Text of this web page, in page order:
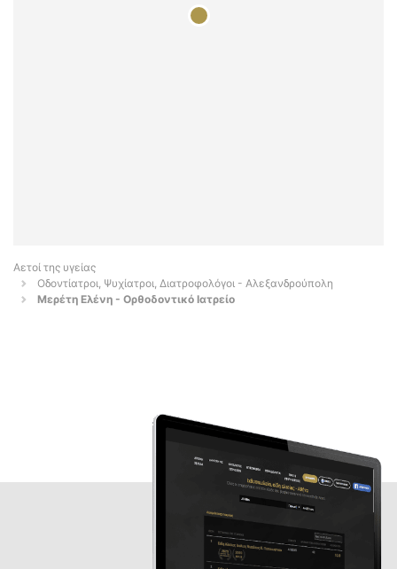
Αετοί της υγείας
Οδοντίατροι, Ψυχίατροι, Διατροφολόγοι - Αλεξανδρούπολη
Μερέτη Ελένη - Ορθοδοντικό Ιατρείο